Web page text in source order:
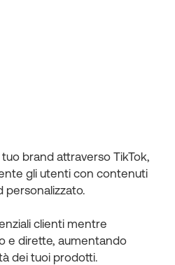
brand attraverso TikTok,
gli utenti con contenuti
personalizzato.
clienti mentre
e dirette, aumentando
dei tuoi prodotti.